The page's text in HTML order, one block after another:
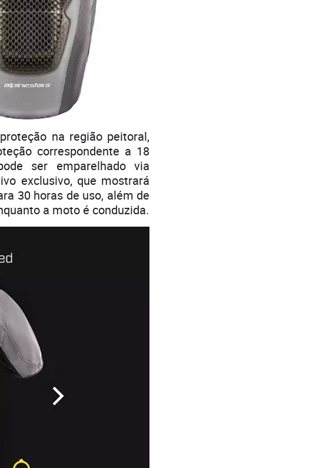
na região peitoral,
correspondente a 18
ser emparelhado via
exclusivo, que mostrará
30 horas de uso, além de
a moto é conduzida.